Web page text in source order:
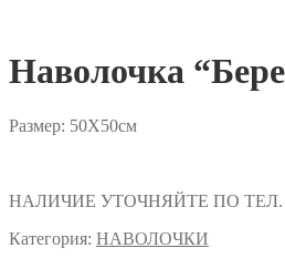
Наволочка
Размер: 50Х50см
НАЛИЧИЕ УТОЧНЯЙТЕ ПО ТЕЛ.
Категория: НАВОЛОЧКИ